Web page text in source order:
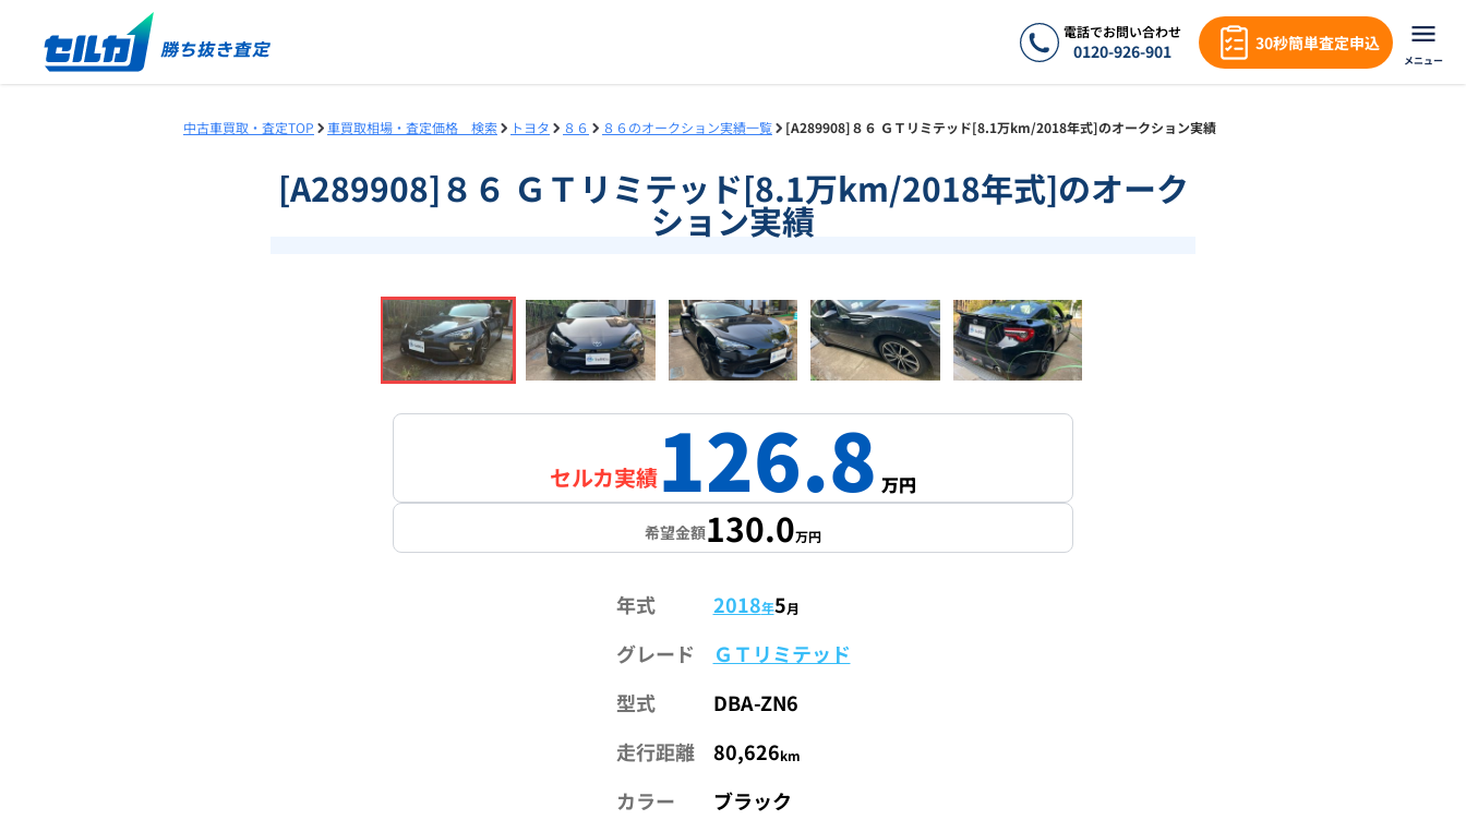
電話でお問い合わせ
0120-926-901 30秒簡単査定申込
メニュー
中古車買取・査定TOP 車買取相場・査定価格 検索 トヨタ ８６ ８６のオークション実績一覧 [A289908]８６ ＧＴリミテッド[8.1万km/2018年式]のオークション実績
[A289908]８６ ＧＴリミテッド[8.1万km/2018年式]のオーク
ション実績
1/18
セルカ実績126.8 万円
希望金額130.0万円
年式 2018年5月
グレード
ＧＴリミテッド
型式
DBA-ZN6
走行距離
80,626km
カラー
ブラック